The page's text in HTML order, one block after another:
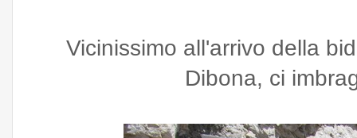
Vicinissimo all'arrivo della
Dibona, ci